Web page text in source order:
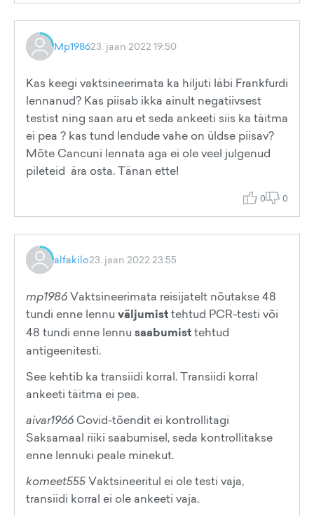
Mp198623. jaan 2022 19:50
Kas keegi vaktsineerimata ka hiljuti läbi Frankfurdi
lennanud? Kas piisab ikka ainult negatiivsest
testist ning saan aru et seda ankeeti siis ka täitma
ei pea ? kas tund lendude vahe on üldse piisav?
Mõte Cancuni lennata aga ei ole veel julgenud
pileteid ära osta. Tänan ette!
0 0
alfakilo23. jaan 2022 23:55
mp1986Vaktsineerimata reisijatelt nõutakse 48
tundi enne lennu väljumisttehtud PCR-testi või
48 tundi enne lennu saabumisttehtud
antigeenitesti.
See kehtib ka transiidi korral. Transiidi korral
ankeeti täitma ei pea.
aivar1966 Covid-tõendit ei kontrollitagi
Saksamaal riiki saabumisel, seda kontrollitakse
enne lennuki peale minekut.
komeet555Vaktsineeritul ei ole testi vaja,
transiidi korral ei ole ankeeti vaja.